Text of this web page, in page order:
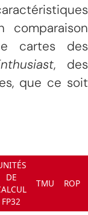
comparaison
cartes des
, des
que ce soit
DE
FP32
TMU ROP